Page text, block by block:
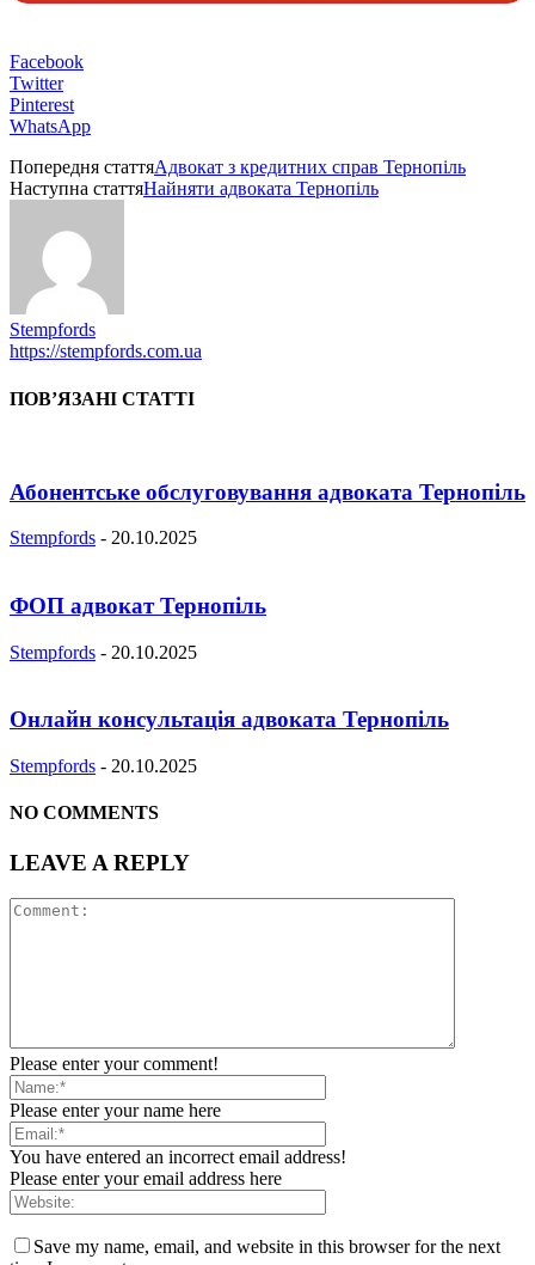
Facebook
Twitter
Pinterest
WhatsApp
Попередня статтяАдвокат з кредитних справ Тернопіль
Наступна статтяНайняти адвоката Тернопіль
Stempfords
https://stempfords.com.ua
ПОВ’ЯЗАНІ СТАТТІ
Абонентське обслуговування адвоката Тернопіль
Stempfords - 20.10.2025
ФОП адвокат Тернопіль
Stempfords - 20.10.2025
Онлайн консультація адвоката Тернопіль
Stempfords - 20.10.2025
NO COMMENTS
LEAVE A REPLY
Please enter your comment!
Please enter your name here
You have entered an incorrect email address!
Please enter your email address here
Save my name, email, and website in this browser for the next